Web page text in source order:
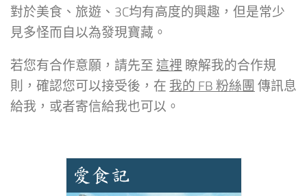
對於美食、旅遊、3C均有高度的興趣，但是常少
見多怪而自以為發現寶藏。
若您有合作意願，請先至 這裡 瞭解我的合作規
則，確認您可以接受後，在 我的 FB 粉絲團 傳訊息
給我，或者寄信給我也可以。